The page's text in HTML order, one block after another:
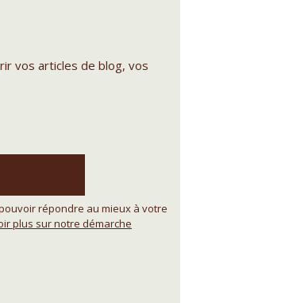
vos articles de blog, vos
répondre au mieux à votre
plus sur notre démarche